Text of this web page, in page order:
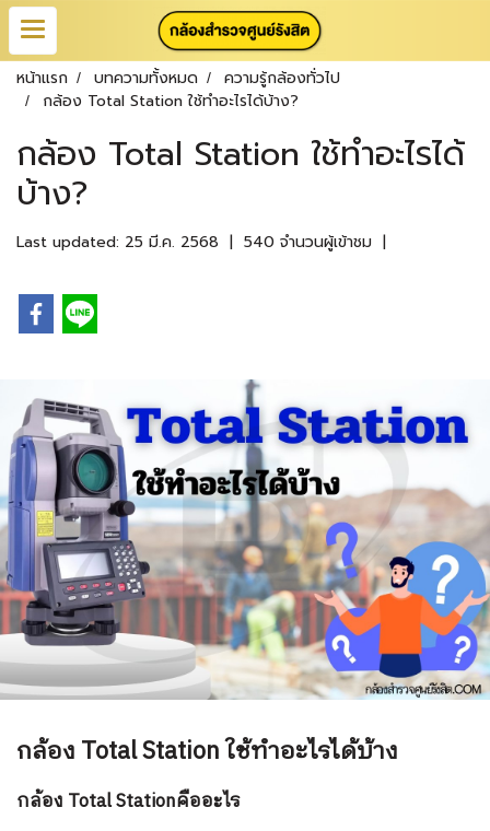
หน้าแรก บทความทั้งหมด
ความรู้กล้องทั่วไป
กล้อง Total Station ใช้ทำอะไรได้บ้าง?
กล้อง Total Station ใช้ทำอะไรได้
บ้าง?
Last updated: 25 มี.ค. 2568 | 540 จำนวนผู้เข้าชม |
กล้อง Total Station ใช้ทำอะไรได้บ้าง
กล้อง Total Stationคืออะไร